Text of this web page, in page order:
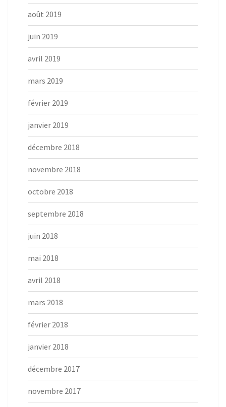
août 2019
juin 2019
avril 2019
mars 2019
février 2019
janvier 2019
décembre 2018
novembre 2018
octobre 2018
septembre 2018
juin 2018
mai 2018
avril 2018
mars 2018
février 2018
janvier 2018
décembre 2017
novembre 2017